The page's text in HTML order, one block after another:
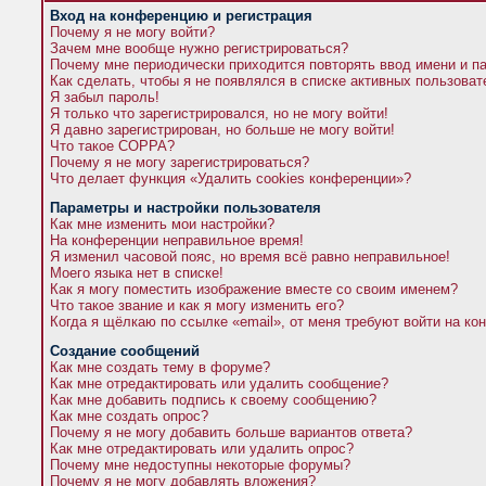
Вход на конференцию и регистрация
Почему я не могу войти?
Зачем мне вообще нужно регистрироваться?
Почему мне периодически приходится повторять ввод имени и
Как сделать, чтобы я не появлялся в списке активных
Я забыл пароль!
Я только что зарегистрировался, но не могу войти!
Я давно зарегистрирован, но больше не могу войти!
Что такое COPPA?
Почему я не могу зарегистрироваться?
Что делает функция «Удалить cookies конференции»?
Параметры и настройки пользователя
Как мне изменить мои настройки?
На конференции неправильное время!
Я изменил часовой пояс, но время всё равно неправильное!
Моего языка нет в списке!
Как я могу поместить изображение вместе со своим именем?
Что такое звание и как я могу изменить его?
Когда я щёлкаю по ссылке «email», от меня требуют войти на
Создание сообщений
Как мне создать тему в форуме?
Как мне отредактировать или удалить сообщение?
Как мне добавить подпись к своему сообщению?
Как мне создать опрос?
Почему я не могу добавить больше вариантов ответа?
Как мне отредактировать или удалить опрос?
Почему мне недоступны некоторые форумы?
Почему я не могу добавлять вложения?